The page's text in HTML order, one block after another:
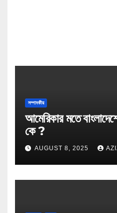
সম্পাদকীয়
আমেরিকার মতে বাংলাদেশের স্বাধিনতার ঘোষক
কে ?
AUGUST 8, 2025